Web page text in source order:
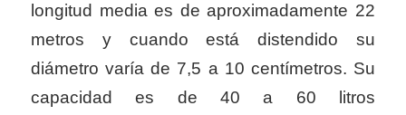
longitud media es de aproximadamente 22
metros y cuando está distendido su
diámetro varía de 7,5 a 10 centímetros. Su
capacidad es de 40 a 60 litros